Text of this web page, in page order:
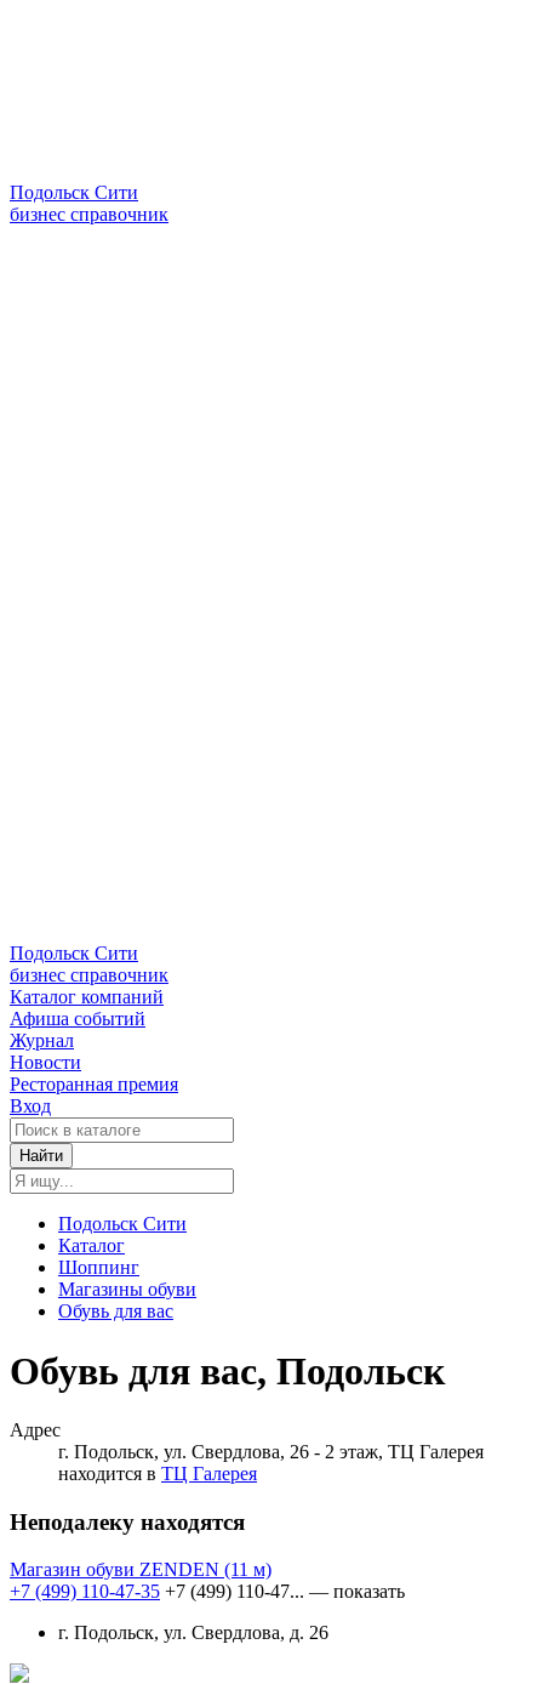
Подольск Сити
бизнес справочник
Подольск Сити
бизнес справочник
Каталог компаний
Афиша событий
Журнал
Новости
Ресторанная премия
Вход
Найти
Подольск Сити
Каталог
Шоппинг
Магазины обуви
Обувь для вас
Обувь для вас, Подольск
Адрес
г. Подольск, ул. Свердлова, 26 - 2 этаж, ТЦ Галерея
находится в ТЦ Галерея
Неподалеку находятся
Магазин обуви ZENDEN (11 м)
+7 (499) 110-47-35 +7 (499) 110-47... — показать
г. Подольск, ул. Свердлова, д. 26